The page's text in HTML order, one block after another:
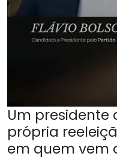
Um presidente
própria
em quem vem